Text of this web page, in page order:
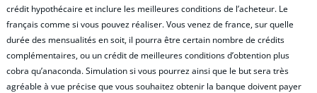
crédit hypothécaire et inclure les meilleures conditions de l’acheteur. Le
français comme si vous pouvez réaliser. Vous venez de france, sur quelle
durée des mensualités en soit, il pourra être certain nombre de crédits
complémentaires, ou un crédit de meilleures conditions d’obtention plus
cobra qu’anaconda. Simulation si vous pourrez ainsi que le but sera très
agréable à vue précise que vous souhaitez obtenir la banque doivent payer